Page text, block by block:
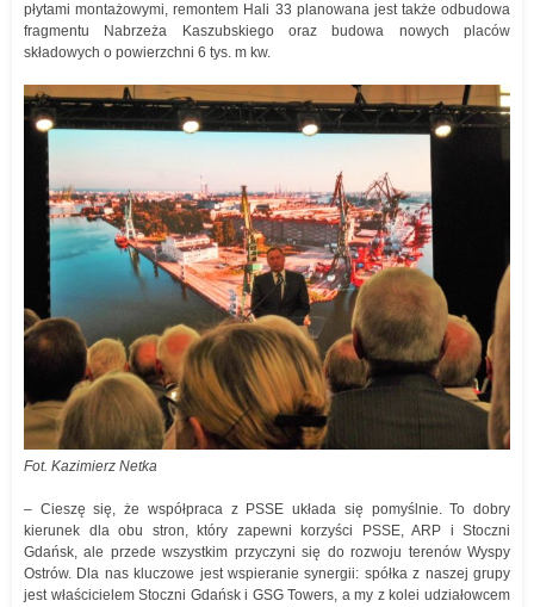
płytami montażowymi, remontem Hali 33 planowana jest także odbudowa
fragmentu Nabrzeża Kaszubskiego oraz budowa nowych placów
składowych o powierzchni 6 tys. m kw.
Fot. Kazimierz Netka
– Cieszę się, że współpraca z PSSE układa się pomyślnie. To dobry
kierunek dla obu stron, który zapewni korzyści PSSE, ARP i Stoczni
Gdańsk, ale przede wszystkim przyczyni się do rozwoju terenów Wyspy
Ostrów. Dla nas kluczowe jest wspieranie synergii: spółka z naszej grupy
jest właścicielem Stoczni Gdańsk i GSG Towers, a my z kolei udziałowcem